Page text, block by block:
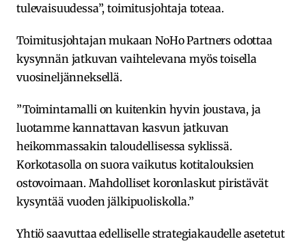
tulevaisuudessa”, toimitusjohtaja toteaa.
Toimitusjohtajan mukaan NoHo Partners odottaa
kysynnän jatkuvan vaihtelevana myös toisella
vuosineljänneksellä.
”Toimintamalli on kuitenkin hyvin joustava, ja
luotamme kannattavan kasvun jatkuvan
heikommassakin taloudellisessa syklissä.
Korkotasolla on suora vaikutus kotitalouksien
ostovoimaan. Mahdolliset koronlaskut piristävät
kysyntää vuoden jälkipuoliskolla.”
Yhtiö saavuttaa edelliselle strategiakaudelle asetetut